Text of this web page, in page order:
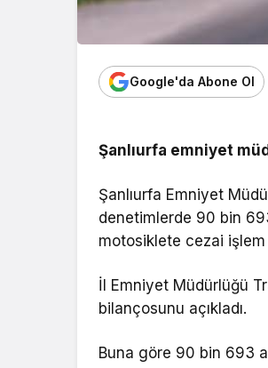
Google'da Abone Ol
Şanlıurfa emniyet
Şanlıurfa Emniyet
denetimlerde 90 bin
motosiklete cezai
İl Emniyet Müdürlüğü
bilançosunu açıkladı.
Buna göre 90 bin 693